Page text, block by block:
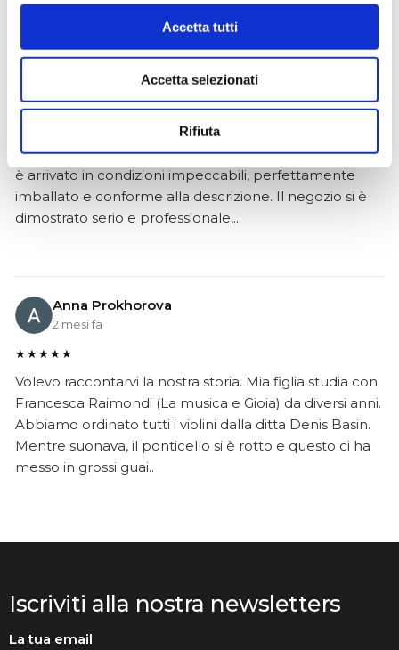
Accetta tutti
Accetta selezionati
Rifiuta
Ciro Pio Donnarumma
★★★★★
Ho acquistato un Selmer Super Action 80 serie I da
Biasin e sono rimasto davvero super soddisfatto. Il sax
è arrivato in condizioni impeccabili, perfettamente
imballato e conforme alla descrizione. Il negozio si è
dimostrato serio e professionale,..
Anna Prokhorova
2 mesi fa
★★★★★
Volevo raccontarvi la nostra storia. Mia figlia studia con
Francesca Raimondi (La musica e Gioia) da diversi anni.
Abbiamo ordinato tutti i violini dalla ditta Denis Basin.
Mentre suonava, il ponticello si è rotto e questo ci ha
messo in grossi guai..
Iscriviti alla nostra newsletters
La tua email